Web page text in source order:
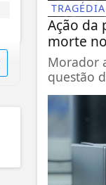
Ação da
morte
Morador
questão